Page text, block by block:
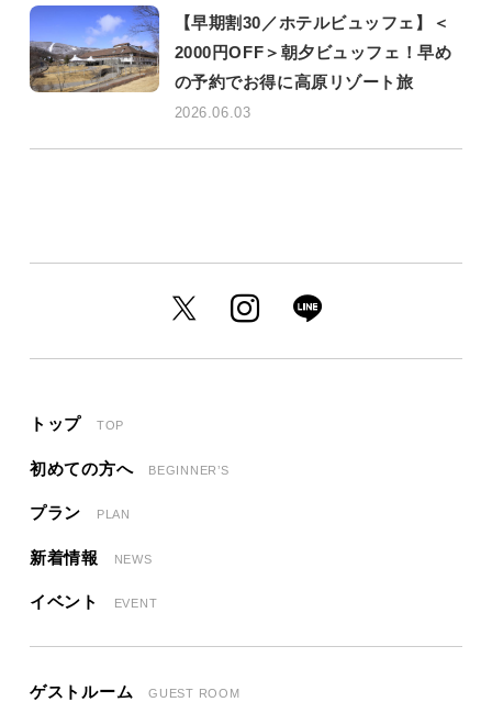
【早期割30／ホテルビュッフェ】＜
2000円OFF＞朝夕ビュッフェ！早め
の予約でお得に高原リゾート旅
2026.06.03
トップ TOP
初めての方へ BEGINNER’S
プラン PLAN
新着情報 NEWS
イベント EVENT
ゲストルーム GUEST ROOM